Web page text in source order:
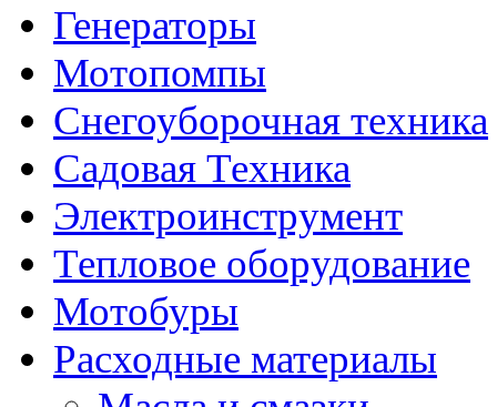
Генераторы
Мотопомпы
Снегоуборочная техника
Садовая Техника
Электроинструмент
Тепловое оборудование
Мотобуры
Расходные материалы